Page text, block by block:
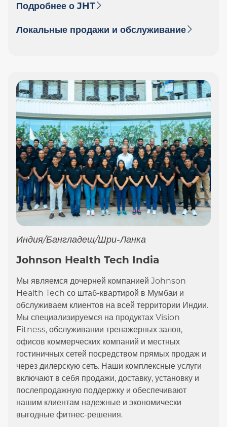
Подробнее о JHT
Локальные продажи и обслуживание
Индия/Бангладеш/Шри-Ланка
Johnson Health Tech India
Мы являемся дочерней компанией Johnson
Health Tech со штаб-квартирой в Мумбаи и
обслуживаем клиентов на всей территории Индии.
Мы специализируемся на продуктах Vision
Fitness, обслуживании тренажерных залов,
офисов коммерческих компаний и местных
гостиничных сетей посредством прямых продаж и
через дилерскую сеть. Наши комплексные услуги
включают в себя продажи, доставку, установку и
послепродажную поддержку и обеспечивают
нашим клиентам надежные и экономически
выгодные фитнес-решения.